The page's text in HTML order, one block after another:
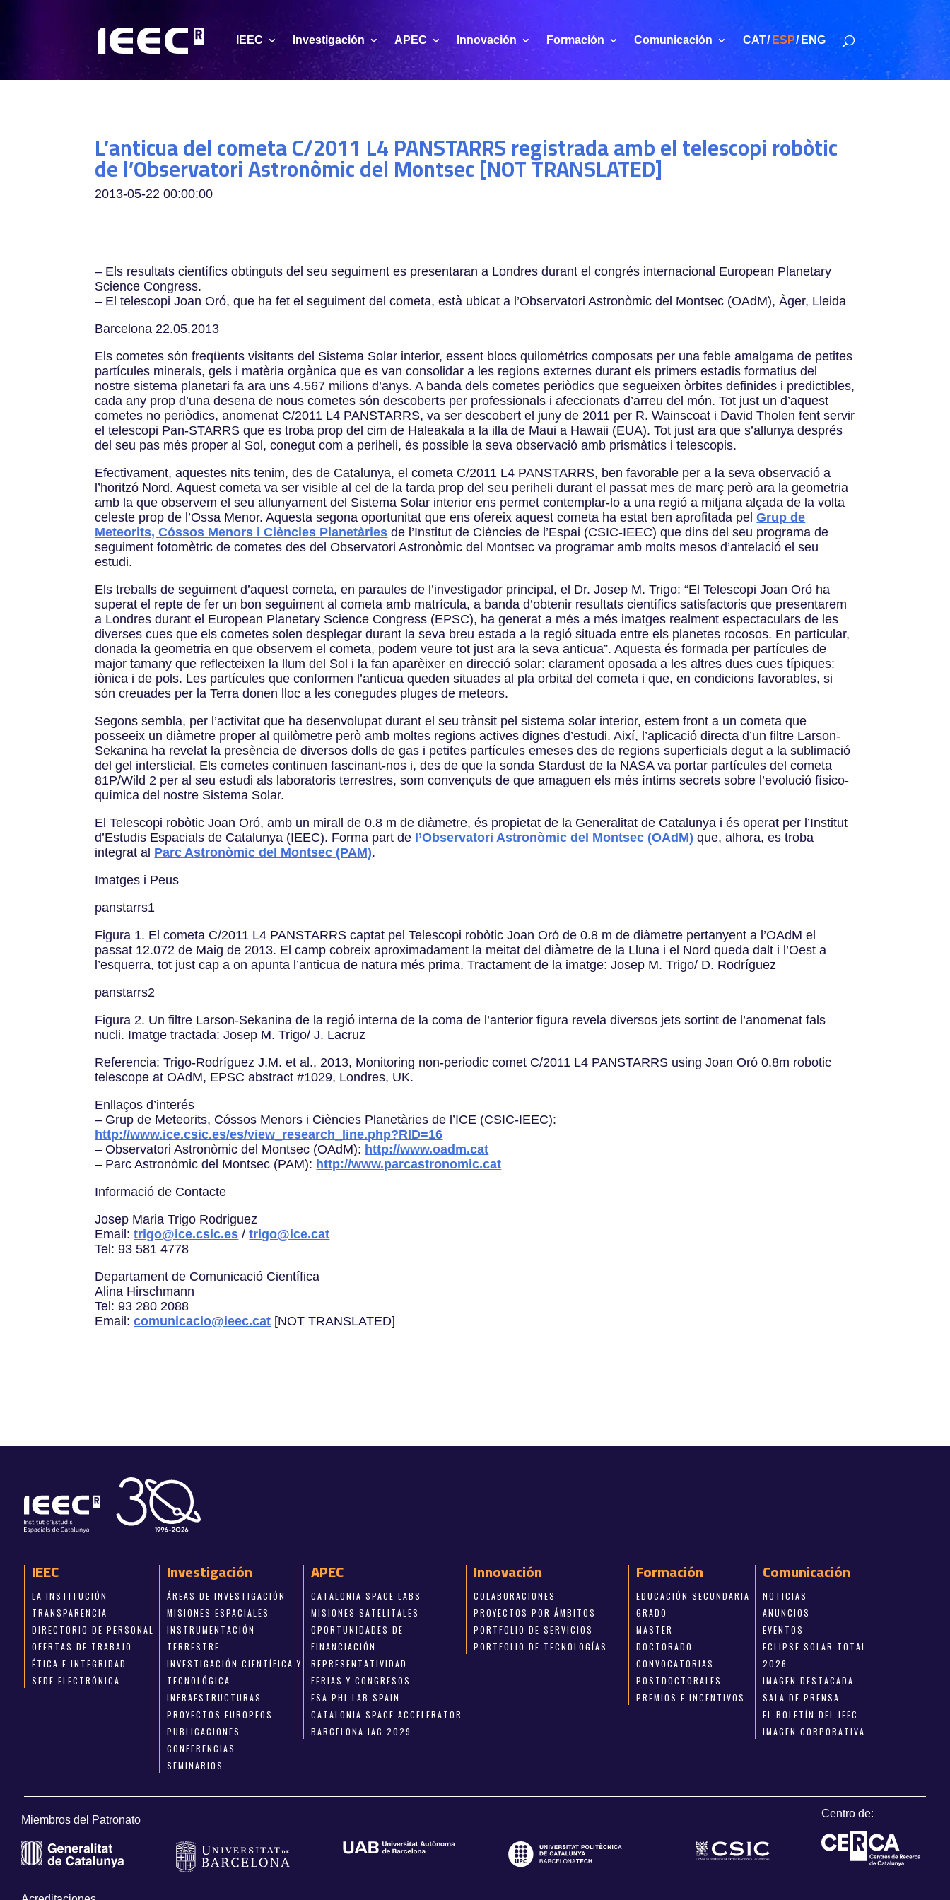
IEEC Investigación APEC Innovación Formación Comunicación CAT ESP ENG
L’anticua del cometa C/2011 L4 PANSTARRS registrada amb el telescopi robòtic
de l’Observatori Astronòmic del Montsec [NOT TRANSLATED]
2013-05-22 00:00:00
– Els resultats científics obtinguts del seu seguiment es presentaran a Londres durant el congrés internacional European Planetary
Science Congress.
– El telescopi Joan Oró, que ha fet el seguiment del cometa, està ubicat a l’Observatori Astronòmic del Montsec (OAdM), Àger, Lleida
Barcelona 22.05.2013
Els cometes són freqüents visitants del Sistema Solar interior, essent blocs quilomètrics composats per una feble amalgama de petites
partícules minerals, gels i matèria orgànica que es van consolidar a les regions externes durant els primers estadis formatius del
nostre sistema planetari fa ara uns 4.567 milions d’anys. A banda dels cometes periòdics que segueixen òrbites definides i predictibles,
cada any prop d’una desena de nous cometes són descoberts per professionals i afeccionats d’arreu del món. Tot just un d’aquest
cometes no periòdics, anomenat C/2011 L4 PANSTARRS, va ser descobert el juny de 2011 per R. Wainscoat i David Tholen fent servir
el telescopi Pan-STARRS que es troba prop del cim de Haleakala a la illa de Maui a Hawaii (EUA). Tot just ara que s’allunya després
del seu pas més proper al Sol, conegut com a periheli, és possible la seva observació amb prismàtics i telescopis.
Efectivament, aquestes nits tenim, des de Catalunya, el cometa C/2011 L4 PANSTARRS, ben favorable per a la seva observació a
l’horitzó Nord. Aquest cometa va ser visible al cel de la tarda prop del seu periheli durant el passat mes de març però ara la geometria
amb la que observem el seu allunyament del Sistema Solar interior ens permet contemplar-lo a una regió a mitjana alçada de la volta
celeste prop de l’Ossa Menor. Aquesta segona oportunitat que ens ofereix aquest cometa ha estat ben aprofitada pelGrup de
Meteorits, Cóssos Menors i Ciències Planetàries de l’Institut de Ciències de l’Espai (CSIC-IEEC) que dins del seu programa de
seguiment fotomètric de cometes des del Observatori Astronòmic del Montsec va programar amb molts mesos d’antelació el seu
estudi.
Els treballs de seguiment d’aquest cometa, en paraules de l’investigador principal, el Dr. Josep M. Trigo: “El Telescopi Joan Oró ha
superat el repte de fer un bon seguiment al cometa amb matrícula, a banda d’obtenir resultats científics satisfactoris que presentarem
a Londres durant el European Planetary Science Congress (EPSC), ha generat a més a més imatges realment espectaculars de les
diverses cues que els cometes solen desplegar durant la seva breu estada a la regió situada entre els planetes rocosos. En particular,
donada la geometria en que observem el cometa, podem veure tot just ara la seva anticua”. Aquesta és formada per partícules de
major tamany que reflecteixen la llum del Sol i la fan aparèixer en direcció solar: clarament oposada a les altres dues cues típiques:
iònica i de pols. Les partícules que conformen l’anticua queden situades al pla orbital del cometa i que, en condicions favorables, si
són creuades per la Terra donen lloc a les conegudes pluges de meteors.
Segons sembla, per l’activitat que ha desenvolupat durant el seu trànsit pel sistema solar interior, estem front a un cometa que
posseeix un diàmetre proper al quilòmetre però amb moltes regions actives dignes d’estudi. Així, l’aplicació directa d’un filtre Larson-
Sekanina ha revelat la presència de diversos dolls de gas i petites partícules emeses des de regions superficials degut a la sublimació
del gel intersticial. Els cometes continuen fascinant-nos i, des de que la sonda Stardust de la NASA va portar partícules del cometa
81P/Wild 2 per al seu estudi als laboratoris terrestres, som convençuts de que amaguen els més íntims secrets sobre l’evolució físico-
química del nostre Sistema Solar.
El Telescopi robòtic Joan Oró, amb un mirall de 0.8 m de diàmetre, és propietat de la Generalitat de Catalunya i és operat per l’Institut
d’Estudis Espacials de Catalunya (IEEC). Forma part de l’Observatori Astronòmic del Montsec (OAdM) que, alhora, es troba
integrat al Parc Astronòmic del Montsec (PAM).
Imatges i Peus
panstarrs1
Figura 1. El cometa C/2011 L4 PANSTARRS captat pel Telescopi robòtic Joan Oró de 0.8 m de diàmetre pertanyent a l’OAdM el
passat 12.072 de Maig de 2013. El camp cobreix aproximadament la meitat del diàmetre de la Lluna i el Nord queda dalt i l’Oest a
l’esquerra, tot just cap a on apunta l’anticua de natura més prima. Tractament de la imatge: Josep M. Trigo/ D. Rodríguez
panstarrs2
Figura 2. Un filtre Larson-Sekanina de la regió interna de la coma de l’anterior figura revela diversos jets sortint de l’anomenat fals
nucli. Imatge tractada: Josep M. Trigo/ J. Lacruz
Referencia: Trigo-Rodríguez J.M. et al., 2013, Monitoring non-periodic comet C/2011 L4 PANSTARRS using Joan Oró 0.8m robotic
telescope at OAdM, EPSC abstract #1029, Londres, UK.
Enllaços d’interés
– Grup de Meteorits, Cóssos Menors i Ciències Planetàries de l’ICE (CSIC-IEEC):
http://www.ice.csic.es/es/view_research_line.php?RID=16
– Observatori Astronòmic del Montsec (OAdM): http://www.oadm.cat
– Parc Astronòmic del Montsec (PAM): http://www.parcastronomic.cat
Informació de Contacte
Josep Maria Trigo Rodriguez
Email:trigo@ice.csic.es /trigo@ice.cat
Tel: 93 581 4778
Departament de Comunicació Científica
Alina Hirschmann
Tel: 93 280 2088
Email:comunicacio@ieec.cat [NOT TRANSLATED]
IEEC
LA INSTITUCIÓN
TRANSPARENCIA
DIRECTORIO DE PERSONAL
OFERTAS DE TRABAJO
ÉTICA E INTEGRIDAD
SEDE ELECTRÓNICA
Investigación
ÁREAS DE INVESTIGACIÓN
MISIONES ESPACIALES
INSTRUMENTACIÓN
TERRESTRE
INVESTIGACIÓN CIENTÍFICA Y
TECNOLÓGICA
INFRAESTRUCTURAS
PROYECTOS EUROPEOS
PUBLICACIONES
CONFERENCIAS
SEMINARIOS
APEC
CATALONIA SPACE LABS
MISIONES SATELITALES
OPORTUNIDADES DE
FINANCIACIÓN
REPRESENTATIVIDAD
FERIAS Y CONGRESOS
ESA PHI-LAB SPAIN
CATALONIA SPACE ACCELERATOR
BARCELONA IAC 2029
Innovación
COLABORACIONES
PROYECTOS POR ÁMBITOS
PORTFOLIO DE SERVICIOS
PORTFOLIO DE TECNOLOGÍAS
Formación
EDUCACIÓN SECUNDARIA
GRADO
MASTER
DOCTORADO
CONVOCATORIAS
POSTDOCTORALES
PREMIOS E INCENTIVOS
Comunicación
NOTICIAS
ANUNCIOS
EVENTOS
ECLIPSE SOLAR TOTAL
2026
IMAGEN DESTACADA
SALA DE PRENSA
EL BOLETÍN DEL IEEC
IMAGEN CORPORATIVA
Miembros del Patronato
Centro de: